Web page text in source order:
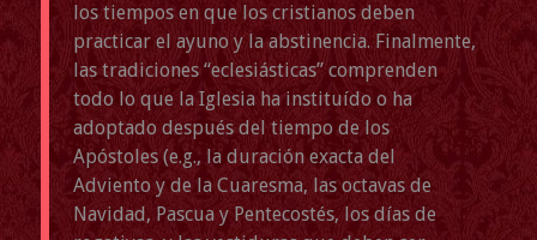
los tiempos en que los cristianos deben
practicar el ayuno y la abstinencia. Finalmente,
las tradiciones “eclesiásticas” comprenden
todo lo que la Iglesia ha instituído o ha
adoptado después del tiempo de los
Apóstoles (e.g., la duración exacta del
Adviento y de la Cuaresma, las octavas de
Navidad, Pascua y Pentecostés, los días de